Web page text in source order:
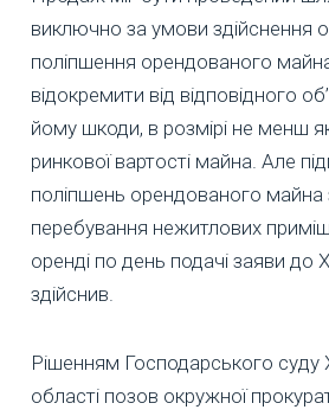
виключно за умови здійснення
поліпшення орендованого
відокремити від відповідного
йому шкоди, в розмірі не менш
ринкової вартості майна. Але
поліпшень орендованого майна
перебування нежитлових
оренді по день подачі заяви
здійснив.
Рішенням Господарського суду
області позов окружної